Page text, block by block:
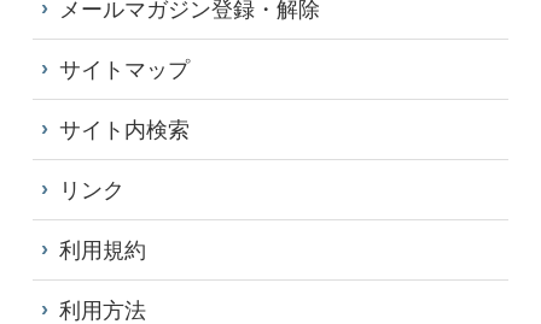
メールマガジン登録・解除
サイトマップ
サイト内検索
リンク
利用規約
利用方法